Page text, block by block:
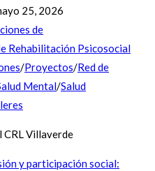
25, 2026
de
Rehabilitación Psicosocial
/Proyectos/Red de
Mental/Salud
CRL Villaverde
y participación social: